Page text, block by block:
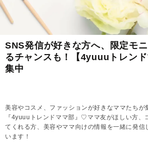
SNS発信が好きな方へ、限定モ
るチャンスも！【4yuuuトレン
集中
美容やコスメ、ファッションが好きなママたちが
『4yuuuトレンドママ部』♡ママ友がほしい方、
てくれる方、美容やママ向けの情報を一緒に発信
います！